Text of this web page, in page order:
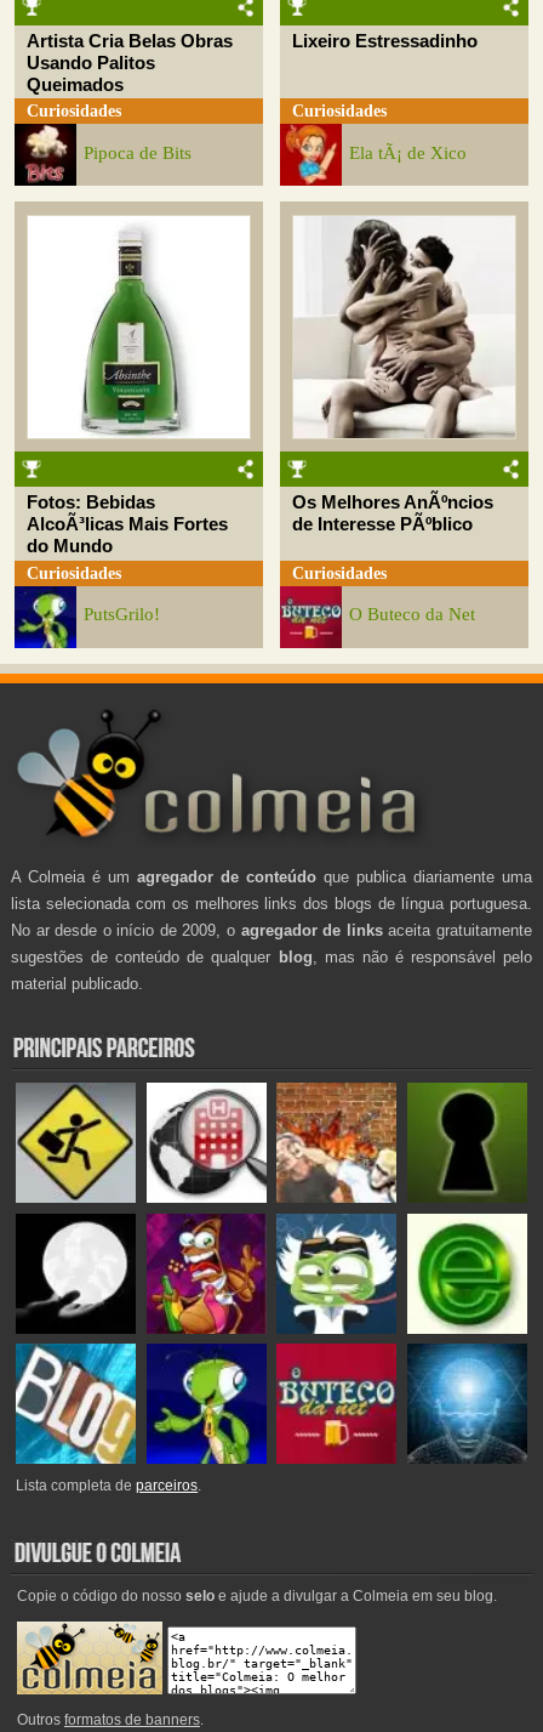
Artista Cria Belas Obras
Usando Palitos
Queimados
Curiosidades
Pipoca de Bits
Lixeiro Estressadinho
Curiosidades
Ela tÃ¡ de Xico
Fotos: Bebidas
AlcoÃ³licas Mais Fortes
do Mundo
Curiosidades
PutsGrilo!
Os Melhores AnÃºncios
de Interesse PÃºblico
Curiosidades
O Buteco da Net
A Colmeia é um agregador de conteúdo que publica diariamente uma
lista selecionada com os melhores links dos blogs de língua portuguesa.
No ar desde o início de 2009, o agregador de linksaceita gratuitamente
sugestões de conteúdo de qualquer blog , mas não é responsável pelo
material publicado.
Lista completa deparceiros.
Copie o código do nosso seloe ajude a divulgar a Colmeia em seu blog.
Outros formatos de banners.